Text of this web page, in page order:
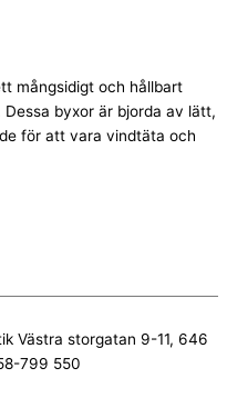
mångsidigt och hållbart
byxor är bjorda av lätt,
för att vara vindtäta och
Västra storgatan 9-11, 646
799 550